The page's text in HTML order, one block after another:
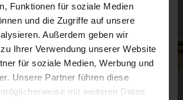
Funktionen für soziale Medien
und die Zugriffe auf unsere
Außerdem geben wir
Ihrer Verwendung unserer Website
für soziale Medien, Werbung und
Unsere Partner führen diese
mit weiteren Daten
Deutschland auf die Website zu.
United States Website